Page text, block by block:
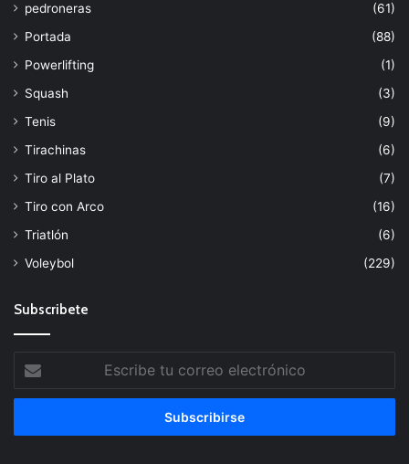
pedroneras
(61)
Portada
(88)
Powerlifting
(1)
Squash
(3)
Tenis
(9)
Tirachinas
(6)
Tiro al Plato
(7)
Tiro con Arco
(16)
Triatlón
(6)
Voleybol
(229)
Subscribete
Escribe
tu
correo